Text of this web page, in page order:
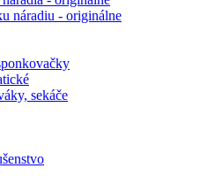
náradiu - originálne
sekáče